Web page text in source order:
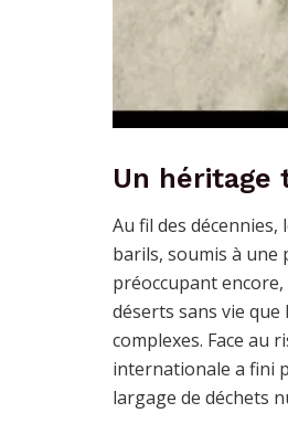
Un héritage
Au fil des décennies,
barils, soumis à une
préoccupant encore,
déserts sans vie
complexes. Face au
internationale a fini
largage de déchets